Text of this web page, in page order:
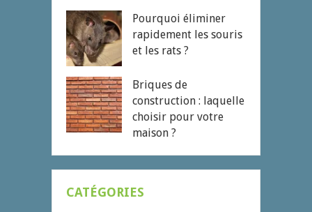
Pourquoi éliminer
rapidement les souris
et les rats ?
Briques de
construction : laquelle
choisir pour votre
maison ?
CATÉGORIES